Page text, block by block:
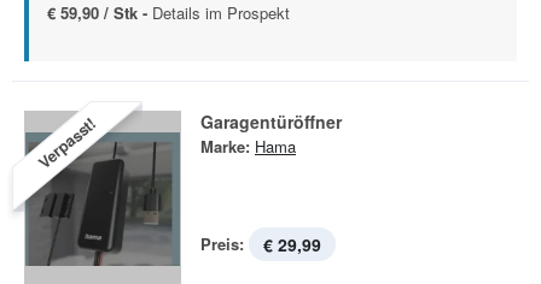
€ 59,90 / Stk - Details im Prospekt
Verpasst! Garagentüröffner
Marke: Hama
Preis: € 29,99